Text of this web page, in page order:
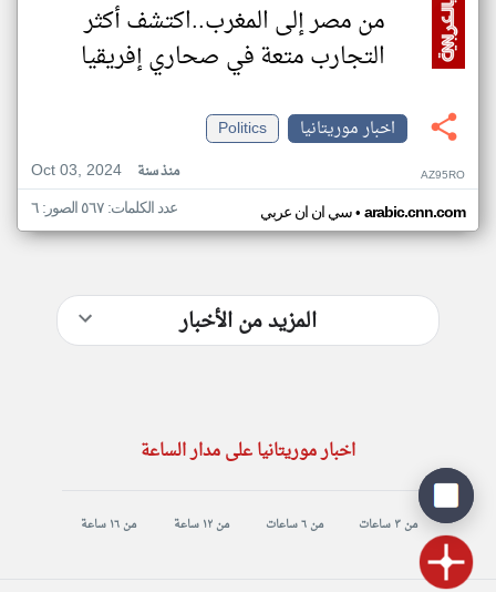
من مصر إلى المغرب..اكتشف أكثر
التجارب متعة في صحاري إفريقيا
اخبار موريتانيا
Politics
Oct 03, 2024
منذ سنة AZ95RO
سي ان ان عربي• arabic.cnn.com عدد الكلمات: ٥٦٧ الصور: ٦
المزيد من الأخبار
اخبار موريتانيا على مدار الساعة
من ٣ ساعات من ٦ ساعات من ١٢ ساعة من ١٦ ساعة